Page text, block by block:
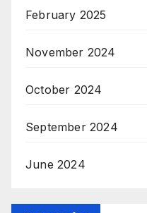
February 2025
November 2024
October 2024
September 2024
June 2024